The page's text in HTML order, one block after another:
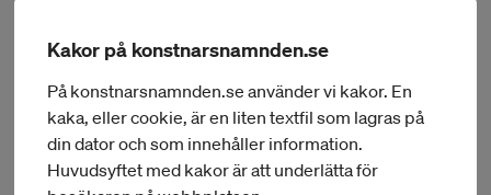
Vad är era förväntningar på projektet?
Vi vill ha roligt, lära oss nya saker, hitta nya frågor och vi vill
att publiken skall ha roligt, lära sig nya saker och hitta nya
frågor.
Kakor på konstnarsnamnden.se
På konstnarsnamnden.se använder vi kakor. En
kaka, eller cookie, är en liten textfil som lagras på
din dator och som innehåller information.
Huvudsyftet med kakor är att underlätta för